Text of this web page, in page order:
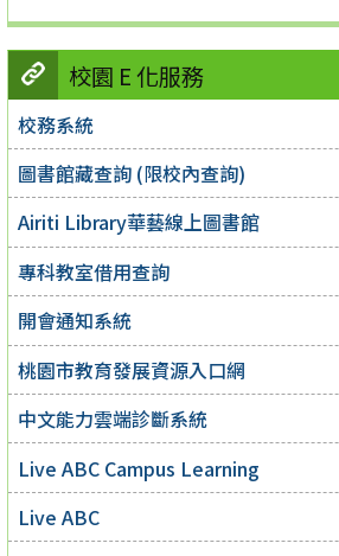
校園 E 化服務
校務系統
圖書館藏查詢 (限校內查詢)
Airiti Library華藝線上圖書館
專科教室借用查詢
開會通知系統
桃園市教育發展資源入口網
中文能力雲端診斷系統
Live ABC Campus Learning
Live ABC